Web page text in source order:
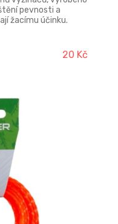
pevnosti a
žacímu účinku.
20 Kč